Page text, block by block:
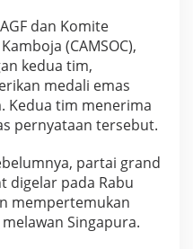
dan Komite
(CAMSOC),
kedua tim,
medali emas
Kedua tim menerima
pernyataan tersebut.
partai grand
digelar pada Rabu
mempertemukan
Singapura.